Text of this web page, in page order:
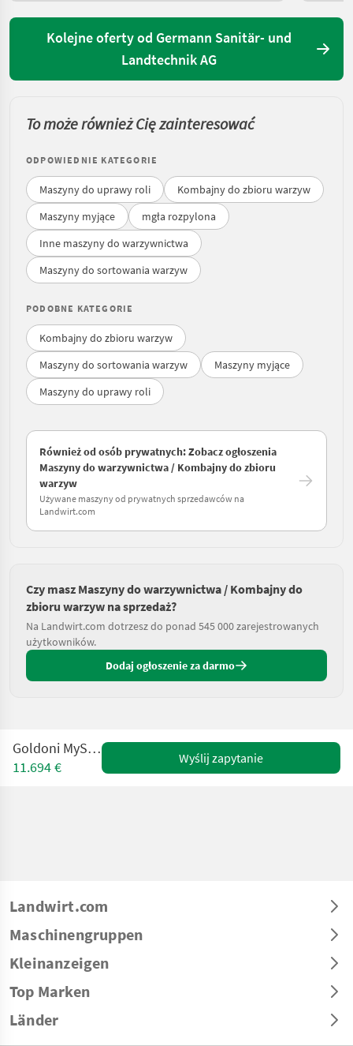
Kolejne oferty od Germann Sanitär- und
Landtechnik AG
To może również Cię zainteresować
ODPOWIEDNIE KATEGORIE
Maszyny do uprawy roli
Kombajny do zbioru warzyw
Maszyny myjące
mgła rozpylona
Inne maszyny do warzywnictwa
Maszyny do sortowania warzyw
PODOBNE KATEGORIE
Kombajny do zbioru warzyw
Maszyny do sortowania warzyw
Maszyny myjące
Maszyny do uprawy roli
Również od osób prywatnych: Zobacz ogłoszenia
Maszyny do warzywnictwa / Kombajny do zbioru
warzyw
Używane maszyny od prywatnych sprzedawców na
Landwirt.com
Czy masz Maszyny do warzywnictwa / Kombajny do
zbioru warzyw na sprzedaż?
Na Landwirt.com dotrzesz do ponad 545 000 zarejestrowanych
użytkowników.
Dodaj ogłoszenie za darmo
Goldoni MySpecial15
11.694 €
Wyślij zapytanie
Landwirt.com
Maschinengruppen
Kleinanzeigen
Top Marken
Länder